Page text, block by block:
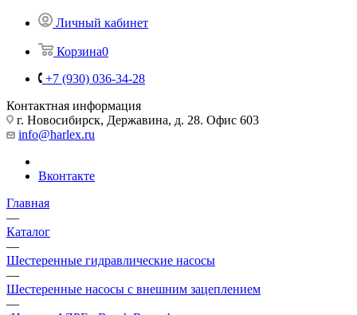
Личный кабинет
Корзина0
+7 (930) 036-34-28
Контактная информация
г. Новосибирск, Державина, д. 28. Офис 603
info@harlex.ru
Вконтакте
Главная
—
Каталог
—
Шестеренные гидравлические насосы
—
Шестеренные насосы с внешним зацеплением
—